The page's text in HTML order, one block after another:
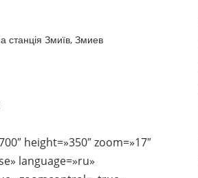
станція Змиїв, Змиев
height=»350″ zoom=»17″
language=»ru»